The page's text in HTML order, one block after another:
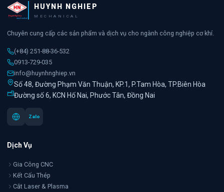
HUYNH NGHIEP
MECHANICAL
Chuyên cung cấp các sản phẩm và dịch vụ cho ngành công nghiệp cơ khí.
(+84) 251-88-36-532
0913-729-035
info@huynhnghiep.vn
Số 48, Đường Phạm Văn Thuận, KP.1, P.Tam Hòa, TP.Biên Hòa
Đường số 6, KCN Hố Nai, Phước Tân, Đồng Nai
Zalo
Dịch Vụ
Gia Công CNC
Kết Cấu Thép
Cắt Laser & Plasma